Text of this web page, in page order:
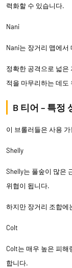
력화할 수 있습니다.
Nani
Nani는 장거리 맵에서
정확한 공격으로 넓은
적을 마무리하는 데도
B 티어 – 특정
이 브롤러들은 사용
Shelly
Shelly는 풀숲이 많은
위협이 됩니다.
하지만 장거리 조합에
Colt
Colt는 매우 높은 피해
합니다.